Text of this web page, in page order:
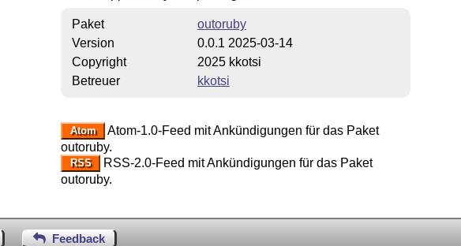
Paket
outoruby
Version
0.0.1 2025-03-14
Copyright
2025 kkotsi
Betreuer
kkotsi
Atom
Atom-1.0-Feed mit Ankündigungen für das Paket
outoruby.
RSS
RSS-2.0-Feed mit Ankündigungen für das Paket
outoruby.
Feedback